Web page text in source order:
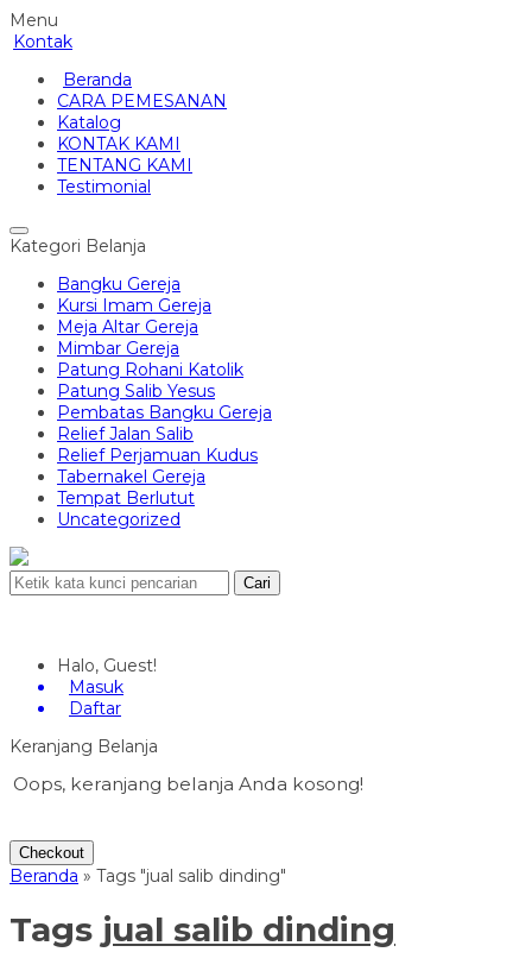
Menu
Kontak
Beranda
CARA PEMESANAN
Katalog
KONTAK KAMI
TENTANG KAMI
Testimonial
Kategori Belanja
Bangku Gereja
Kursi Imam Gereja
Meja Altar Gereja
Mimbar Gereja
Patung Rohani Katolik
Patung Salib Yesus
Pembatas Bangku Gereja
Relief Jalan Salib
Relief Perjamuan Kudus
Tabernakel Gereja
Tempat Berlutut
Uncategorized
Cari
Halo, Guest!
Masuk
Daftar
Keranjang Belanja
Oops, keranjang belanja Anda kosong!
Checkout
Beranda » Tags "jual salib dinding"
Tags jual salib dinding